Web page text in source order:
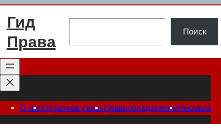
Перейти
содержимому
Гид
Права
Поиск
О насОбратная связьПравообладателямРеклама